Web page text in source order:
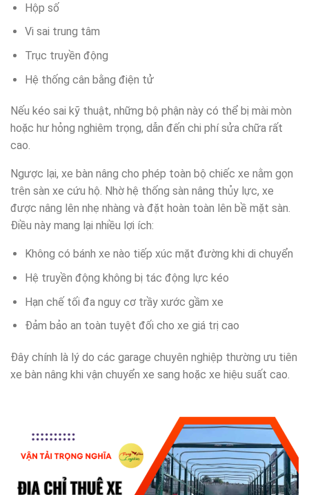
Hộp số
Vi sai trung tâm
Trục truyền động
Hệ thống cân bằng điện tử
Nếu kéo sai kỹ thuật, những bộ phận này có thể bị mài mòn
hoặc hư hỏng nghiêm trọng, dẫn đến chi phí sửa chữa rất
cao.
Ngược lại, xe bàn nâng cho phép toàn bộ chiếc xe nằm gọn
trên sàn xe cứu hộ. Nhờ hệ thống sàn nâng thủy lực, xe
được nâng lên nhẹ nhàng và đặt hoàn toàn lên bề mặt sàn.
Điều này mang lại nhiều lợi ích:
Không có bánh xe nào tiếp xúc mặt đường khi di chuyển
Hệ truyền động không bị tác động lực kéo
Hạn chế tối đa nguy cơ trầy xước gầm xe
Đảm bảo an toàn tuyệt đối cho xe giá trị cao
Đây chính là lý do các garage chuyên nghiệp thường ưu tiên
xe bàn nâng khi vận chuyển xe sang hoặc xe hiệu suất cao.